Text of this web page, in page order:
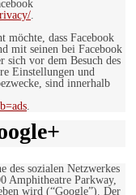
.
möchte, dass Facebook
mit seinen bei Facebook
sich vor dem Besuch des
Einstellungen und
sind innerhalb
.
des sozialen Netzwerkes
Amphitheatre Parkway,
wird (“Google”). Der